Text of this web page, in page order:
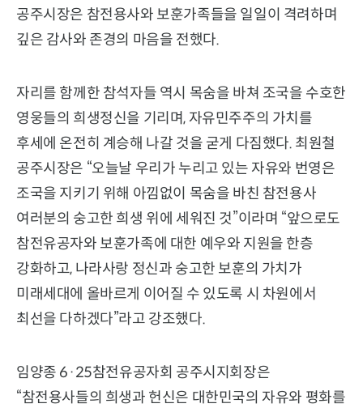
공주시장은 참전용사와 보훈가족들을 일일이 격려하며
깊은 감사와 존경의 마음을 전했다.
자리를 함께한 참석자들 역시 목숨을 바쳐 조국을 수호한
영웅들의 희생정신을 기리며, 자유민주주의 가치를
후세에 온전히 계승해 나갈 것을 굳게 다짐했다. 최원철
공주시장은 “오늘날 우리가 누리고 있는 자유와 번영은
조국을 지키기 위해 아낌없이 목숨을 바친 참전용사
여러분의 숭고한 희생 위에 세워진 것”이라며 “앞으로도
참전유공자와 보훈가족에 대한 예우와 지원을 한층
강화하고, 나라사랑 정신과 숭고한 보훈의 가치가
미래세대에 올바르게 이어질 수 있도록 시 차원에서
최선을 다하겠다”라고 강조했다.
임양종 6·25참전유공자회 공주시지회장은
“참전용사들의 희생과 헌신은 대한민국의 자유와 평화를